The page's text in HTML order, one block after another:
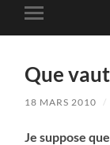
Toggle
mobile
Que
18 MARS 2010 /
Je suppose